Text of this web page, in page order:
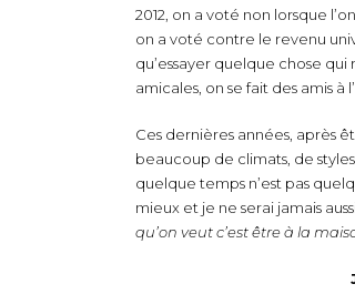
2012, on a voté non lorsque
on a voté contre le revenu
qu’essayer quelque chose
amicales, on se fait des amis
Ces dernières années, après
beaucoup de climats, de
quelque temps n’est pas
mieux et je ne serai jamais
qu’on veut c’est être à la